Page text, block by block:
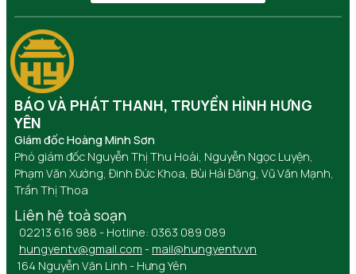
BÁO VÀ PHÁT THANH, TRUYỀN HÌNH HƯNG
YÊN
Giám đốc Hoàng Minh Sơn
Phó giám đốc Nguyễn Thị Thu Hoài, Nguyễn Ngọc Luyện,
Phạm Văn Xướng, Đinh Đức Khoa, Bùi Hải Đăng, Vũ Văn Mạnh,
Trần Thị Thoa
Liên hệ toà soạn
02213 616 988 - Hotline: 0363 089 089
hungyentv@gmail.com - mail@hungyentv.vn
164 Nguyễn Văn Linh - Hưng Yên